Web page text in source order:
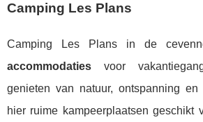
Camping Les Plans
Camping Les Plans in de
accommodaties voor
genieten van natuur, ontspanning
hier ruime kampeerplaatsen geschikt